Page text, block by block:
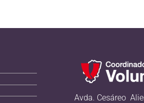
Avda. Cesáreo